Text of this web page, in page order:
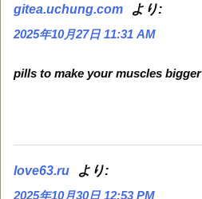
gitea.uchung.com より:
2025年10月27日 11:31 AM
pills to make your muscles bigger
love63.ru より:
2025年10月30日 12:53 PM